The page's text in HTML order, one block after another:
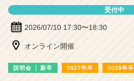
説
明
会
ベ
受付中
2026/07/10 17:30〜18:30
オンライン開催
説明会 新卒 2027年卒 2028年卒